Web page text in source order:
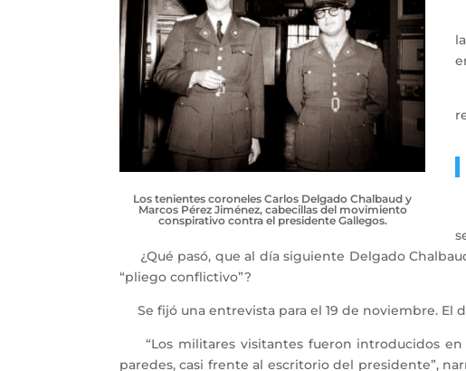
Los tenientes coroneles Carlos Delgado Chalbaud y
Marcos Pérez Jiménez, cabecillas del movimiento
conspirativo contra el presidente Gallegos.
¿Qué pasó, que al día siguiente Delgado
“pliego conflictivo”?
Se fijó una entrevista para el 19 de noviembre. El
“Los militares visitantes fueron introducidos en
paredes, casi frente al escritorio del presidente”,